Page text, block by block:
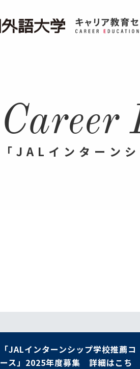
Career
「JA L イ ン タ ー ン シ
「JALインターンシップ学校推薦コ
ース」2025年度募集 詳細はこち